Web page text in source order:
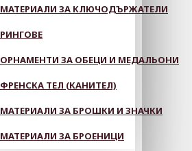
МАТЕРИАЛИ ЗА КЛЮЧОДЪРЖАТЕЛИ
РИНГОВЕ
ОРНАМЕНТИ ЗА ОБЕЦИ И МЕДАЛЬОНИ
ФРЕНСКА ТЕЛ (КАНИТЕЛ)
МАТЕРИАЛИ ЗА БРОШКИ И ЗНАЧКИ
МАТЕРИАЛИ ЗА БРОЕНИЦИ